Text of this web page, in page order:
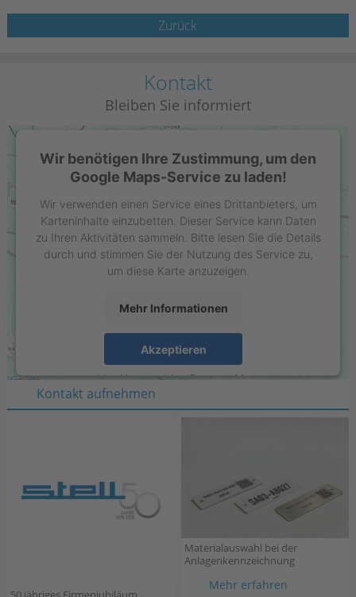
Zurück
Kontakt
Bleiben Sie informiert
Wir benötigen Ihre Zustimmung, um den
Google Maps-Service zu laden!
Wir verwenden einen Service eines Drittanbieters, um
Karteninhalte einzubetten. Dieser Service kann Daten
zu Ihren Aktivitäten sammeln. Bitte lesen Sie die Details
durch und stimmen Sie der Nutzung des Service zu,
um diese Karte anzuzeigen.
Mehr Informationen
Akzeptieren
powered byUsercentrics Consent Management
Raiffeisenring 35-37
D-46395 Bocholt
Kontakt aufnehmen
Materialauswahl bei der
Anlagenkennzeichnung
Mehr erfahren